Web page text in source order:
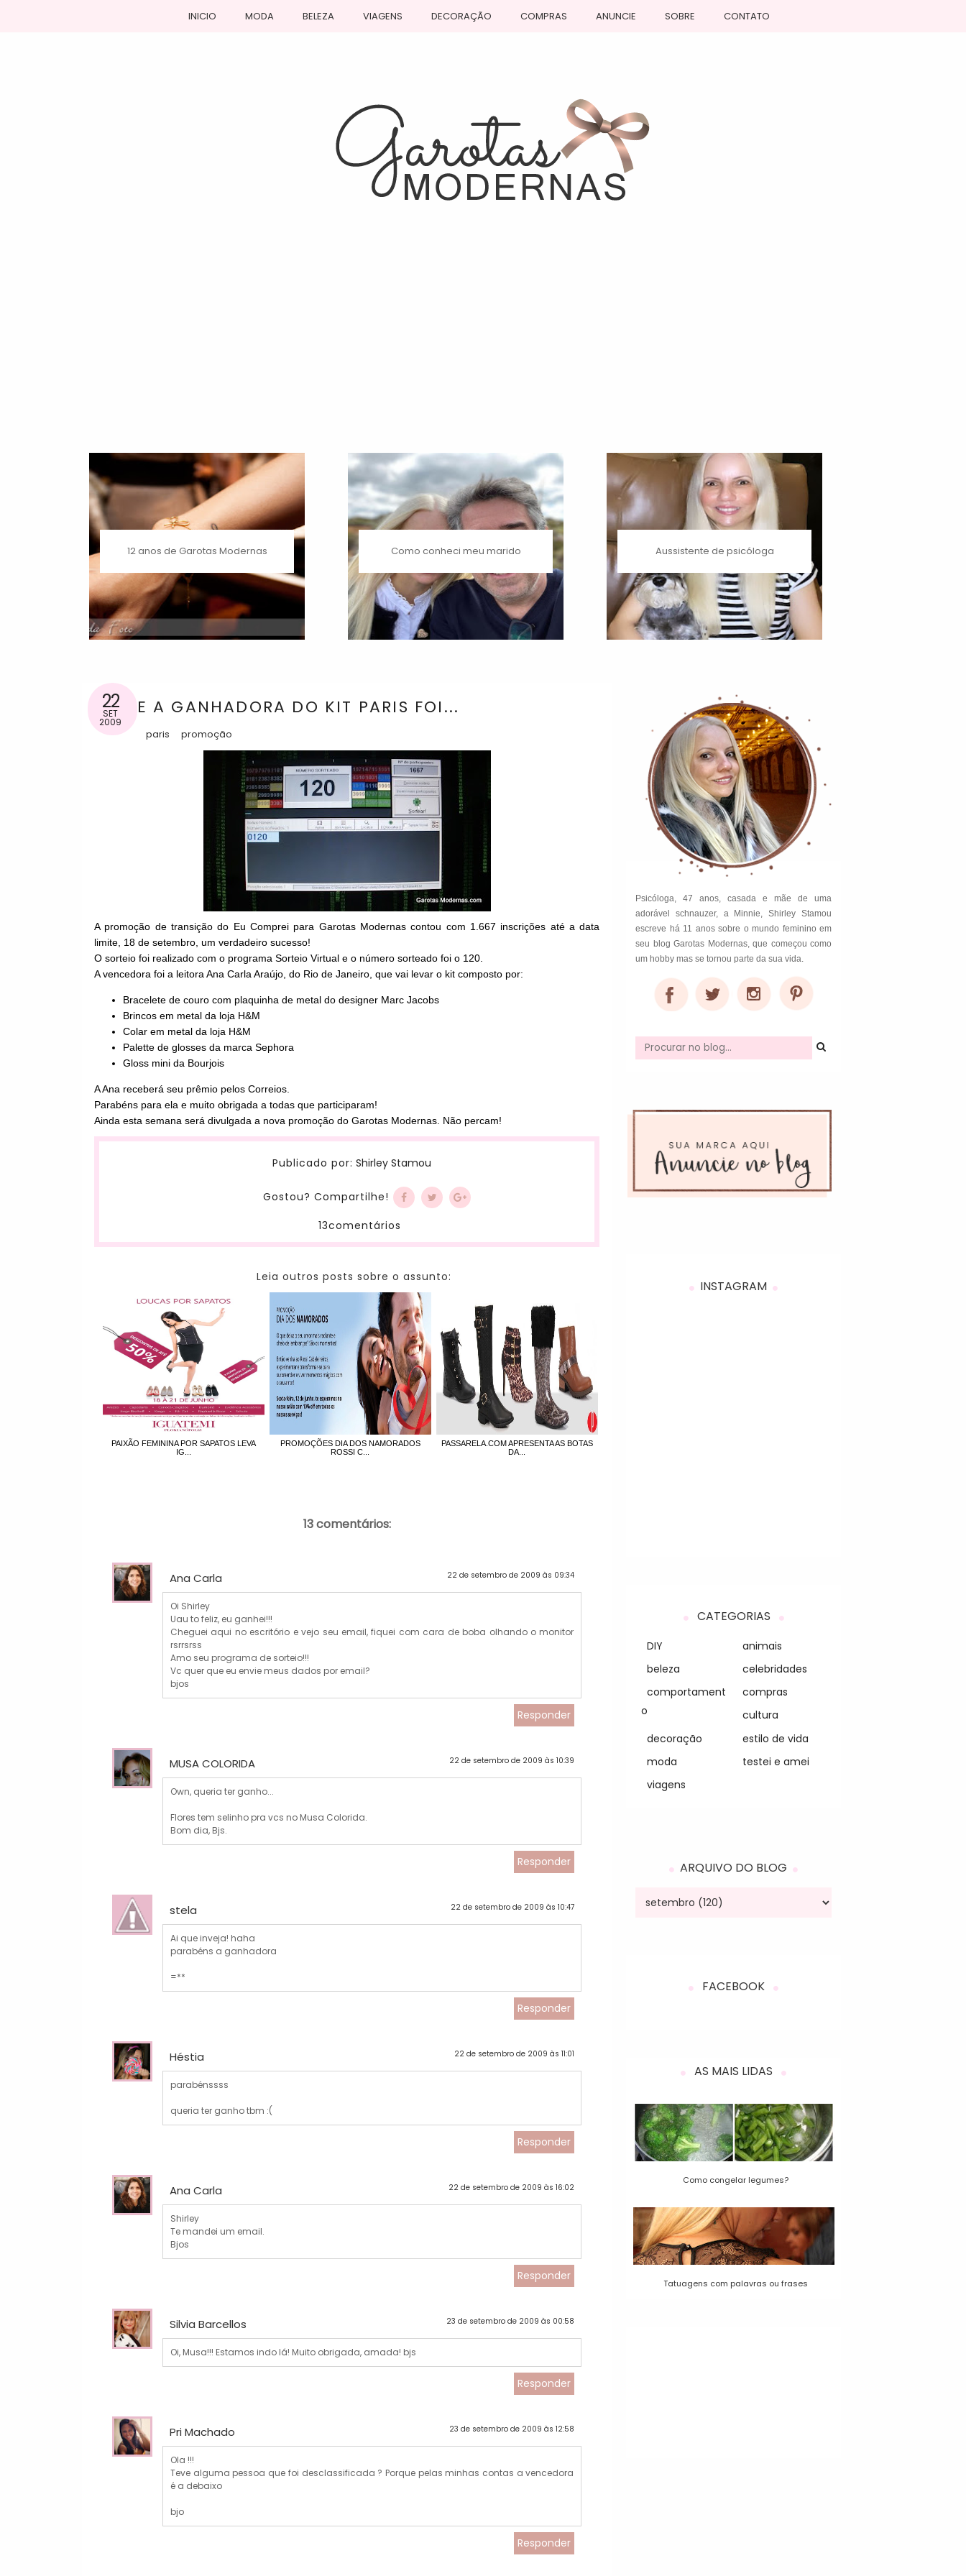
INICIO MODA BELEZA VIAGENS DECORAÇÃO COMPRAS ANUNCIE SOBRE CONTATO
12 anos de Garotas Modernas Como conheci meu marido Aussistente de psicóloga
22
SET
2009
E A GANHADORA DO KIT PARIS FOI...
paris promoção
A promoção de transição do Eu Comprei para Garotas Modernas contou com 1.667 inscrições até a data
limite, 18 de setembro, um verdadeiro sucesso!
O sorteio foi realizado com o programa Sorteio Virtual e o número sorteado foi o 120.
A vencedora foi a leitora Ana Carla Araújo, do Rio de Janeiro, que vai levar o kit composto por:
Bracelete de couro com plaquinha de metal do designer Marc Jacobs
Brincos em metal da loja H&M
Colar em metal da loja H&M
Palette de glosses da marca Sephora
Gloss mini da Bourjois
A Ana receberá seu prêmio pelos Correios.
Parabéns para ela e muito obrigada a todas que participaram!
Ainda esta semana será divulgada a nova promoção do Garotas Modernas. Não percam!
Publicado por: Shirley Stamou
Gostou? Compartilhe!
13comentários
Leia outros posts sobre o assunto:
PAIXÃO FEMININA POR SAPATOS LEVA
IG...
PROMOÇÕES DIA DOS NAMORADOS
ROSSI C...
PASSARELA.COM APRESENTA AS BOTAS
DA...
13 comentários:
Ana Carla 22 de setembro de 2009 às 09:34
Oi Shirley
Uau to feliz, eu ganhei!!!
Cheguei aqui no escritório e vejo seu email, fiquei com cara de boba olhando o monitor
rsrrsrss
Amo seu programa de sorteio!!!
Vc quer que eu envie meus dados por email?
bjos
Responder
MUSA COLORIDA 22 de setembro de 2009 às 10:39
Own, queria ter ganho...
Flores tem selinho pra vcs no Musa Colorida.
Bom dia, Bjs.
Responder
stela 22 de setembro de 2009 às 10:47
Ai que inveja! haha
parabéns a ganhadora
=**
Responder
Héstia 22 de setembro de 2009 às 11:01
parabénssss
queria ter ganho tbm :(
Responder
Ana Carla 22 de setembro de 2009 às 16:02
Shirley
Te mandei um email.
Bjos
Responder
Silvia Barcellos 23 de setembro de 2009 às 00:58
Oi, Musa!!! Estamos indo lá! Muito obrigada, amada! bjs
Responder
Pri Machado 23 de setembro de 2009 às 12:58
Ola !!!
Teve alguma pessoa que foi desclassificada ? Porque pelas minhas contas a vencedora
é a debaixo
bjo
Responder
Psicóloga, 47 anos, casada e mãe de uma
adorável schnauzer, a Minnie, Shirley Stamou
escreve há 11 anos sobre o mundo feminino em
seu blog Garotas Modernas, que começou como
um hobby mas se tornou parte da sua vida.
INSTAGRAM
CATEGORIAS
DIY
animais
beleza
celebridades
comportament
o
compras
cultura
decoração
estilo de vida
moda
testei e amei
viagens
ARQUIVO DO BLOG
FACEBOOK
AS MAIS LIDAS
Como congelar legumes?
Tatuagens com palavras ou frases